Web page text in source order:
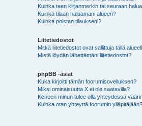
Kuinka teen kirjanmerkin tai seuraan
Kuinka tilaan haluamani alueen?
Kuinka poistan tilaukseni?
Liitetiedostot
Mitkä liitetiedostot ovat sallittuja tällä
Mistä löydän lähettämäni liitetiedostot?
phpBB -asiat
Kuka kirjoitti tämän foorumisovelluksen?
Miksi ominaisuutta X ei ole saatavilla?
Keneen minun tulee olla yhteydessä
Kuinka otan yhteyttä foorumin ylläpitäjään?